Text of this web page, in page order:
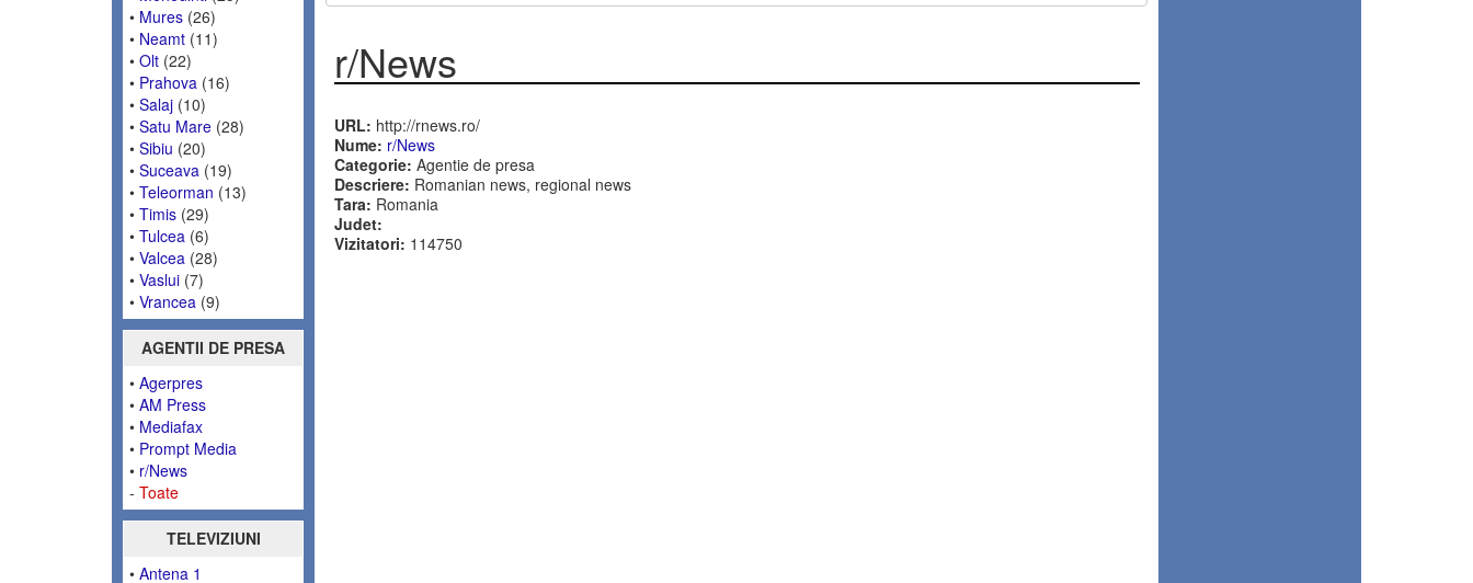
• Mures (26)
• Neamt (11)
• Olt (22)
• Prahova (16)
• Salaj (10)
• Satu Mare (28)
• Sibiu (20)
• Suceava (19)
• Teleorman (13)
• Timis (29)
• Tulcea (6)
• Valcea (28)
• Vaslui (7)
• Vrancea (9)
AGENTII DE PRESA
• Agerpres
• AM Press
• Mediafax
• Prompt Media
• r/News
- Toate
TELEVIZIUNI
• Antena 1
r/News
URL: http://rnews.ro/
Nume: r/News
Categorie: Agentie de presa
Descriere: Romanian news, regional news
Tara: Romania
Judet:
Vizitatori: 114750